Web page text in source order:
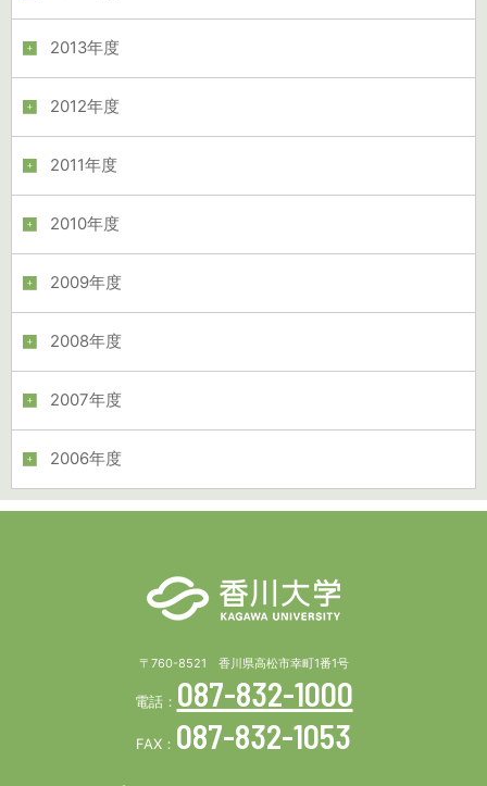
2013年度
2012年度
2011年度
2010年度
2009年度
2008年度
2007年度
2006年度
〒760-8521 香川県高松市幸町1番1号
電話： 087-832-1000
FAX： 087-832-1053